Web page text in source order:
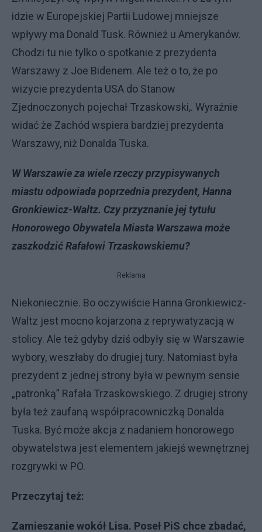
idzie w Europejskiej Partii Ludowej mniejsze
wpływy ma Donald Tusk. Również u Amerykanów.
Chodzi tu nie tylko o spotkanie z prezydenta
Warszawy z Joe Bidenem. Ale też o to, że po
wizycie prezydenta USA do Stanow
Zjednoczonych pojechał Trzaskowski,. Wyraźnie
widać że Zachód wspiera bardziej prezydenta
Warszawy, niż Donalda Tuska.
W Warszawie za wiele rzeczy przypisywanych
miastu odpowiada poprzednia prezydent, Hanna
Gronkiewicz-Waltz. Czy przyznanie jej tytułu
Honorowego Obywatela Miasta Warszawa może
zaszkodzić Rafałowi Trzaskowskiemu?
Reklama
Niekoniecznie. Bo oczywiście Hanna Gronkiewicz-
Waltz jest mocno kojarzona z reprywatyzacją w
stolicy. Ale też gdyby dziś odbyły się w Warszawie
wybory, weszłaby do drugiej tury. Natomiast była
prezydent z jednej strony była w pewnym sensie
„patronką” Rafała Trzaskowskiego. Z drugiej strony
była też zaufaną współpracowniczką Donalda
Tuska. Być może akcja z nadaniem honorowego
obywatelstwa jest elementem jakiejś wewnętrznej
rozgrywki w PO.
Przeczytaj też:
Zamieszanie wokół Lisa. Poseł PiS chce zbadać,